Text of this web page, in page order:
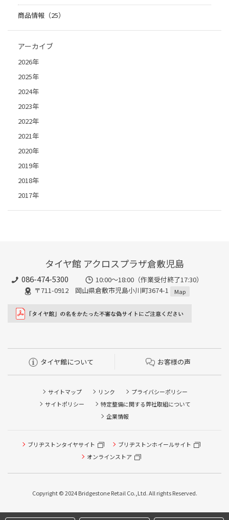
商品情報（25）
アーカイブ
2026年
2025年
2024年
2023年
2022年
2021年
2020年
2019年
2018年
2017年
タイヤ館 アクロスプラザ倉敷児島
086-474-5300
10:00〜18:00（作業受付終了17:30）
〒711-0912 岡山県倉敷市児島小川町3674-1
Map
タイヤ館について お客様の声
サイトマップ リンク
プライバシーポリシー
サイトポリシー
特定整備に関する弊社取組について
企業情報
ブリヂストンタイヤサイト
ブリヂストンホイールサイト
オンラインストア
Copyright © 2024 Bridgestone Retail Co.,Ltd. All rights Reserved.
タイヤ点検・安全点検/タイヤ履き替え/オイル交換/その他
ピット作業の予約
本日のタイヤ履き替え順番待ち予約 ※クローク契約会員の